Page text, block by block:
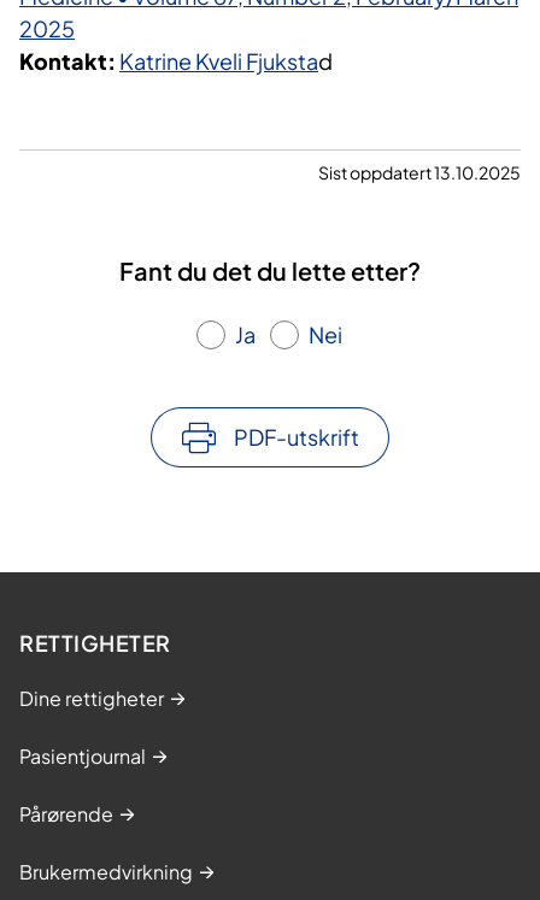
2025
Kontakt: Katrine Kveli Fjukstad
Sist oppdatert 13.10.2025
Fant du det du lette etter?
Ja Nei
PDF-utskrift
RETTIGHETER
Dine rettigheter
Pasientjournal
Pårørende
Brukermedvirkning